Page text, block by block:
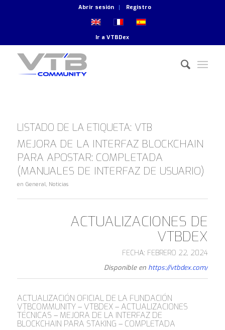
Abrir sesión Registro
Ir aVTBDex
LISTADO DE LA ETIQUETA: VTB
MEJORA DE LA INTERFAZ BLOCKCHAIN
PARA APOSTAR: COMPLETADA
(MANUALES DE INTERFAZ DE USUARIO)
en General, Noticias
ACTUALIZACIONES DE
VTBDEX
FECHA: FEBRERO 22, 2024
Disponible en https://vtbdex.com/
ACTUALIZACIÓN OFICIAL DE LA FUNDACIÓN
VTBCOMMUNITY – VTBDEX – ACTUALIZACIONES
TÉCNICAS – MEJORA DE LA INTERFAZ DE
BLOCKCHAIN PARA STAKING – COMPLETADA